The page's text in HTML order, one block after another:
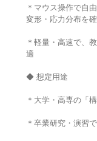
＊マウス操作で自
変形・応力分布を
＊軽量・高速で、
適
◆ 想定用途
＊大学・高専の「
＊卒業研究・演習